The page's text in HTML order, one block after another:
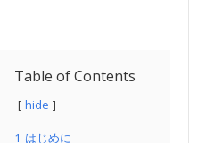
Table of Contents
hide
1 はじめに